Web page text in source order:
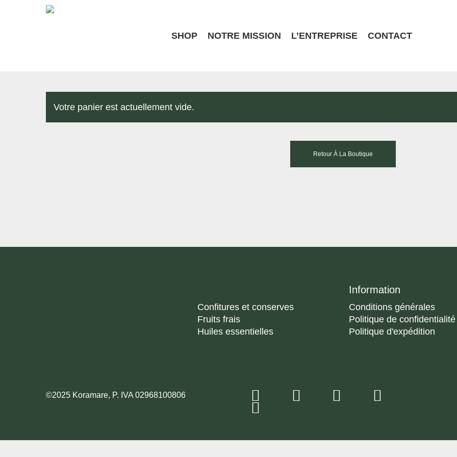
SHOP NOTRE MISSION L’ENTREPRISE CONTACT
Votre panier est actuellement vide.
Retour À La Boutique
Confitures et conserves
Fruits frais
Huiles essentielles
Information
Conditions générales
Politique de confidentialité
Politique d'expédition
©2025 Koramare, P. IVA 02968100806